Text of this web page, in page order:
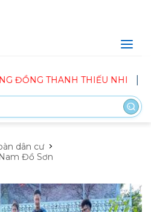
THANH THIẾU NHI BAN
dân cư
Đồ Sơn